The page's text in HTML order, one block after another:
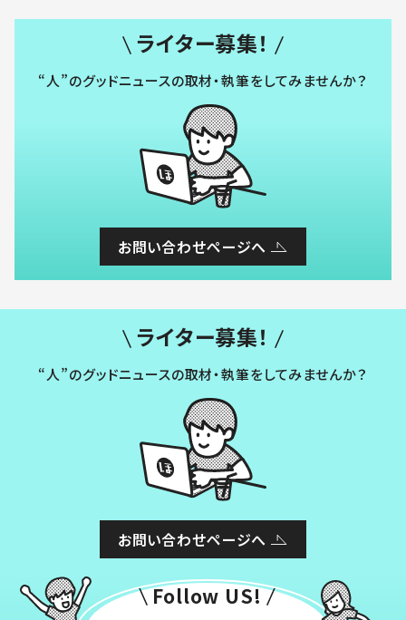
ライター募集！
“人”のグッドニュースの取材・執筆をしてみませんか？
お問い合わせページへ
ライター募集！
“人”のグッドニュースの取材・執筆をしてみませんか？
お問い合わせページへ
Follow US!